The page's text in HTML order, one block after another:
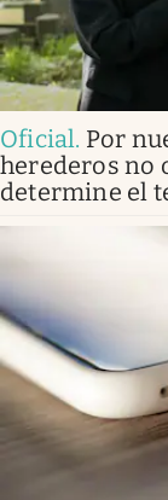
Oficial. Por
herederos no
determine el